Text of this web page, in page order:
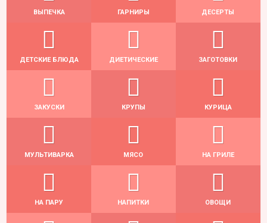
ВЫПЕЧКА ГАРНИРЫ ДЕСЕРТЫ
ДЕТСКИЕ БЛЮДА ДИЕТИЧЕСКИЕ ЗАГОТОВКИ
ЗАКУСКИ КРУПЫ КУРИЦА
МУЛЬТИВАРКА МЯСО НА ГРИЛЕ
НА ПАРУ НАПИТКИ ОВОЩИ